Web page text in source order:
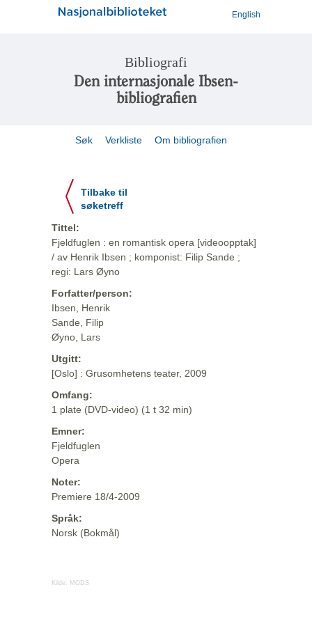
English
Bibliografi
Den internasjonale Ibsen-
bibliografien
Søk Verkliste Om bibliografien
Tilbake til
søketreff
Tittel:
Fjeldfuglen : en romantisk opera [videoopptak]
/ av Henrik Ibsen ; komponist: Filip Sande ;
regi: Lars Øyno
Forfatter/person:
Ibsen, Henrik
Sande, Filip
Øyno, Lars
Utgitt:
[Oslo] : Grusomhetens teater, 2009
Omfang:
1 plate (DVD-video) (1 t 32 min)
Emner:
Fjeldfuglen
Opera
Noter:
Premiere 18/4-2009
Språk:
Norsk (Bokmål)
Kilde: MODS